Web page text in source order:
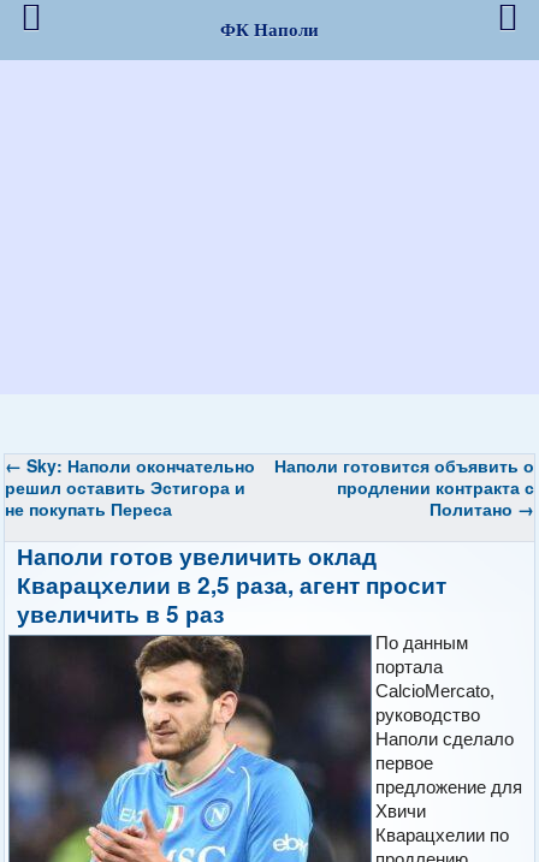
← Sky: Наполи окончательно
решил оставить Эстигора и
не покупать Переса
Наполи готовится объявить о
продлении контракта с
Политано →
Наполи готов увеличить оклад
Кварацхелии в 2,5 раза, агент просит
увеличить в 5 раз
По данным
портала
CalcioMercato,
руководство
Наполи сделало
первое
предложение для
Хвичи
Кварацхелии по
ФК Наполи